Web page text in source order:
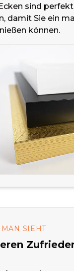
sind
damit Sie ein
können.
SIEHT